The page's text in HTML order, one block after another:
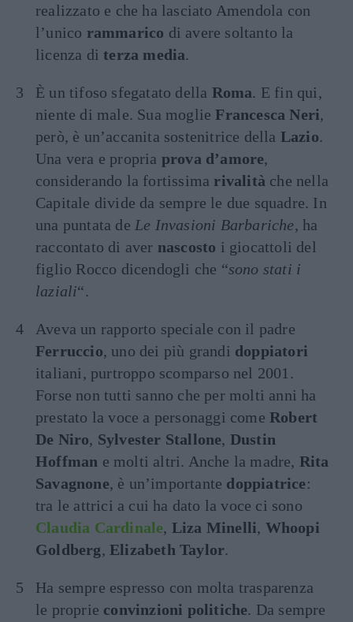
realizzato e che ha lasciato Amendola con
l’unico rammarico di avere soltanto la
licenza diterza media.
È un tifoso sfegatato della Roma. E fin qui,
niente di male. Sua moglieFrancesca Neri,
però, è un’accanita sostenitrice della Lazio.
Una vera e propria prova d’amore,
considerando la fortissima rivalità che nella
Capitale divide da sempre le due squadre. In
una puntata de Le Invasioni Barbariche, ha
raccontato di aver nascosto i giocattoli del
figlio Rocco dicendogli che “sono stati i
laziali“.
Aveva un rapporto speciale con il padre
Ferruccio, uno dei più grandi doppiatori
italiani, purtroppo scomparso nel 2001.
Forse non tutti sanno che per molti anni ha
prestato la voce a personaggi come Robert
De Niro, Sylvester Stallone, Dustin
Hoffman e molti altri. Anche la madre, Rita
Savagnone, è un’importante doppiatrice:
tra le attrici a cui ha dato la voce ci sono
Claudia Cardinale, Liza Minelli, Whoopi
Goldberg,Elizabeth Taylor.
Ha sempre espresso con molta trasparenza
le proprie convinzioni politiche. Da sempre